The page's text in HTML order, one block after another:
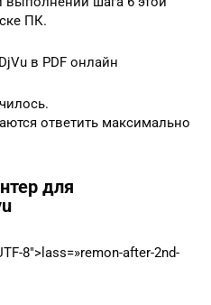
ПК.
в PDF онлайн
ответить максимально
для
8″>lass=»remon-after-2nd-